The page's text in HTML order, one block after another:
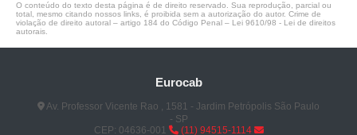
O conteúdo do texto desta página é de direito reservado. Sua reprodução, parcial ou
total, mesmo citando nossos links, é proibida sem a autorização do autor. Crime de
violação de direito autoral – artigo 184 do Código Penal – Lei 9610/98 - Lei de direitos
autorais
Eurocab
Av. Professor Vicente Rao , 1581 - Jardim Petrópolis São Paulo
- SP
CEP: 04636-001
(11) 94515-1114